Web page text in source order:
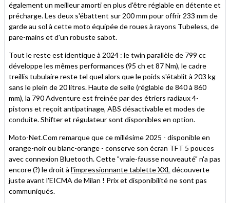
également un meilleur amorti en plus d'être réglable en détente et
précharge. Les deux s'ébattent sur 200 mm pour offrir 233 mm de
garde au sol à cette moto équipée de roues à rayons Tubeless, de
pare-mains et d'un robuste sabot.
Tout le reste est identique à 2024 : le twin parallèle de 799 cc
développe les mêmes performances (95 ch et 87 Nm), le cadre
treillis tubulaire reste tel quel alors que le poids s'établit à 203 kg
sans le plein de 20 litres. Haute de selle (réglable de 840 à 860
mm), la 790 Adventure est freinée par des étriers radiaux 4-
pistons et reçoit antipatinage, ABS désactivable et modes de
conduite. Shifter et régulateur sont disponibles en option.
Moto-Net.Com remarque que ce millésime 2025 - disponible en
orange-noir ou blanc-orange - conserve son écran TFT 5 pouces
avec connexion Bluetooth. Cette "vraie-fausse nouveauté" n'a pas
encore (?) le droit à l'impressionnante tablette XXLdécouverte
juste avant l'EICMA de Milan ! Prix et disponibilité ne sont pas
communiqués.